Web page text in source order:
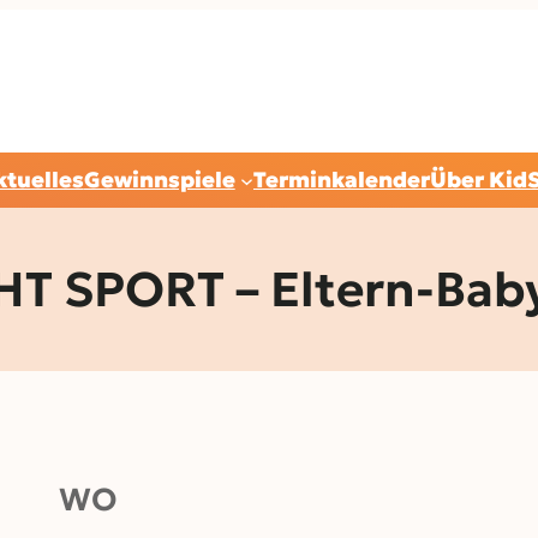
Gewinnspiele TerminkalenderÜber
SPORT – Eltern-
WO